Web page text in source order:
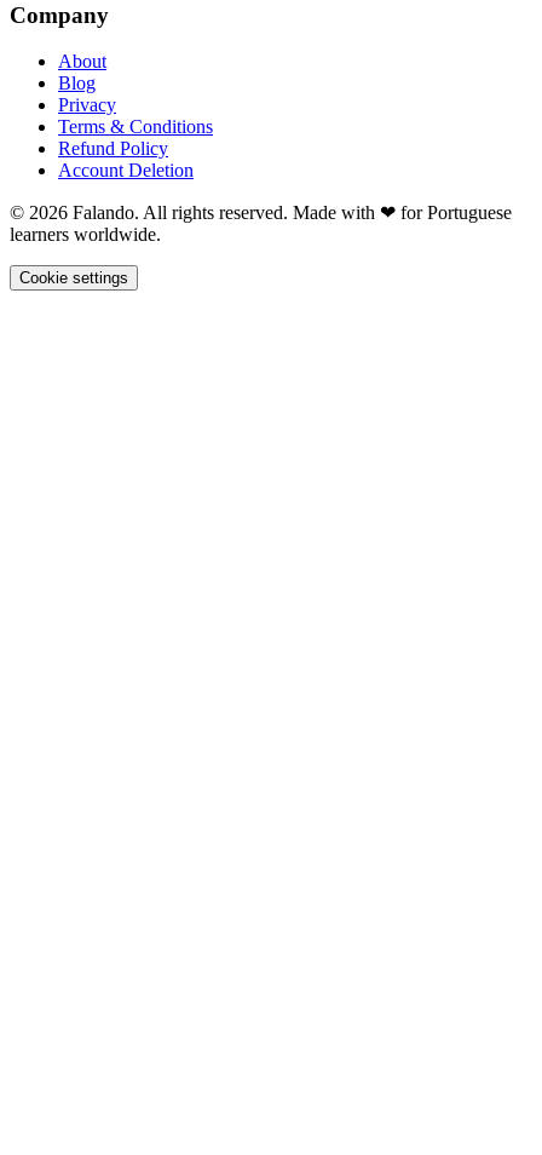
Company
About
Blog
Privacy
Terms & Conditions
Refund Policy
Account Deletion
© 2026 Falando. All rights reserved. Made with ❤ for Portuguese
learners worldwide.
Cookie settings